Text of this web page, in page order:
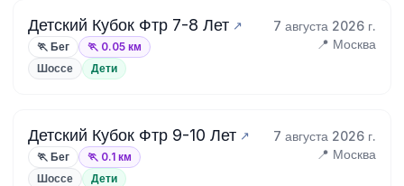
Детский Кубок Фтр 7-8 Лет 7 августа 2026 г.
🏃 Бег 🏃 0.05 км 📍 Москва
Шоссе Дети
Детский Кубок Фтр 9-10 Лет 7 августа 2026 г.
🏃 Бег 🏃 0.1 км 📍 Москва
Шоссе Дети